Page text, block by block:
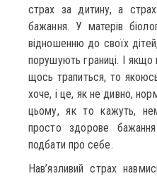
страх за дитину, а
бажання. У матерів
відношенню до своїх
порушують границі. І
щось трапиться, то
хоче, і це, як не дивно,
цьому, як то кажуть,
просто здорове
подбати про себе.
Нав’язливий страх